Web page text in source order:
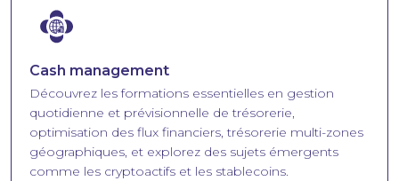
Image
Cash management
Découvrez les formations essentielles en gestion
quotidienne et prévisionnelle de trésorerie,
optimisation des flux financiers, trésorerie multi-zones
géographiques, et explorez des sujets émergents
comme les cryptoactifs et les stablecoins.